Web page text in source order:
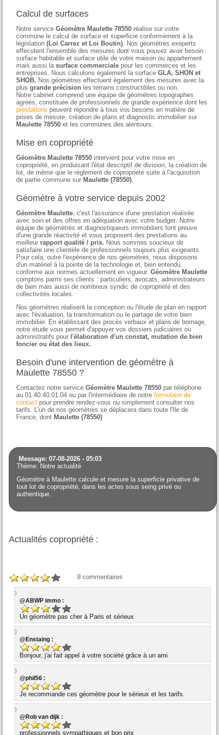
Calcul de surfaces
Notre serviceGéomètre Maulette 78550 réalise sur votre
commune le calcul de surface et superficie conformément à la
législation(Loi Carrez et Loi Boutin). Nos géomètres exeperts
effecutent l'ensemble des mesures dont vous pouvez avoir besoin :
surface habitable et surface utile de votre maison ou appartement
mais aussi lasurface commerciale pour les commerces et les
entreprises. Nous calculons également la surfaceGLA, SHON et
SHOB. Nos géomètres effectuent également des mesures avec la
plusgrande précision les terrains constructibles ou non.
Notre cabinet comprend une équipe de géomètres topographes
agréés, constituée de professionnels de grande expérience dont les
prestations peuvent répondre à tous vos besoins en matière de
prises de mesure, création de plans et diagnostic immobilier sur
Maulette 78550 et les communes des alentours.
Mise en copropriété
Géomètre Maulette 78550 intervient pour votre mise en
copropriété, en produisant l'état descriptif de division, la création de
lot, de même que le règlement de copropriété suite à l'acquisition
de partie commune sur Maulette (78550).
Géomètre à votre service depuis 2002
Géomètre Maulette, c'est l'assurance d'une prestation réalisée
avec soin et des offres en adéquation avec votre budget. Notre
équipe de géomètres et diagnostiqueurs immobiliers font preuve
d'une grande réactivité et vous proposent des prestations au
meilleur rapport qualité / prix. Nous sommes soucieux de
satisfaire une clientèle de professionnels toujours plus exigeants.
Pour cela, outre l'expérience de nos géomètres, nous disposons
d'un matériel à la pointe de la technologie et, bien entendu,
conforme aux normes actuellement en vigueur.Géomètre Maulette
comptons parmi ses clients : particuliers, avocats, administrateurs
de bien mais aussi de nombreux syndic de copropriété et des
collectivités locales.
Nos géomètres réalisent la conception ou l'étude de plan en rapport
avec l'évaluation, la transformation ou le partage de votre bien
immobilier. En établissant des procès verbaux et plans de bornage,
notre étude vous permet d'appuyer vos dossiers judiciaires ou
administratifs pour l'élaboration d'un constat, mutation de bien
foncier ou état des lieux.
Besoin d'une intervention de géomètre à
Maulette 78550 ?
Contactez notre serviceGéomètre Maulette 78550 par téléphone
au 01.40.40.01.04 ou par l'intermédiaire de notreformulaire de
contact pour prendre rendez-vous ou simplement consulter nos
tarifs. L'un de nos géomètres se déplacera dans toute l'Ile de
France, dont Maulette (78550)
Message: 07-08-2026 - 05:03
Thème: Notre actualité
Géomètre à Maulette calcule et mesure la superficie privative de
tout lot de copropriété, dans les actes sous seing privé ou
authentique.
Actualités copropriété :
8 commentaires
@ABWP immo :
Un géomètre pas cher à Paris et sérieux
@Enstaing :
Bonjour, j'ai fait appel à votre société grâce à un ami
@phil56 :
Je recommande ces géomètre pour le sérieux et les tarifs.
@Rob van dijk :
professionnels sympathiques et bon prix